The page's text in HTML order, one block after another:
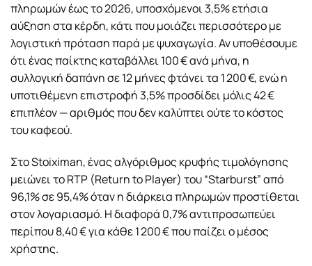
πληρωμών έως το 2026, υποσχόμενοι 3,5% ετήσια
αύξηση στα κέρδη, κάτι που μοιάζει περισσότερο με
λογιστική πρόταση παρά με ψυχαγωγία. Αν υποθέσουμε
ότι ένας παίκτης καταβάλλει 100 € ανά μήνα, η
συλλογική δαπάνη σε 12 μήνες φτάνει τα 1 200 €, ενώ η
υποτιθέμενη επιστροφή 3,5% προσδίδει μόλις 42 €
επιπλέον — αριθμός που δεν καλύπτει ούτε το κόστος
του καφεού.
Στο Stoiximan, ένας αλγόριθμος κρυφής τιμολόγησης
μειώνει το RTP (Return to Player) του “Starburst” από
96,1% σε 95,4% όταν η διάρκεια πληρωμών προστίθεται
στον λογαριασμό. Η διαφορά 0,7% αντιπροσωπεύει
περίπου 8,40 € για κάθε 1 200 € που παίζει ο μέσος
χρήστης.